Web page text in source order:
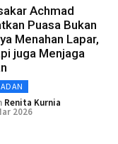
Achmad
Puasa Bukan
Menahan Lapar,
juga Menjaga
Renita Kurnia
2026